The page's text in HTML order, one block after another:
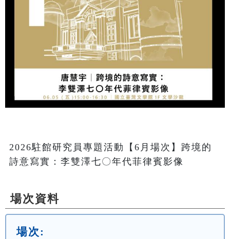
2026駐館研究員專題活動【6月場次】跨境的
詩意寫實：李雙澤七〇年代菲律賓影像
場次資料
場次: